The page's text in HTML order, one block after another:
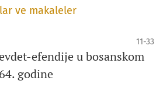
ve makaleler
11-33
efendije u bosanskom
godine